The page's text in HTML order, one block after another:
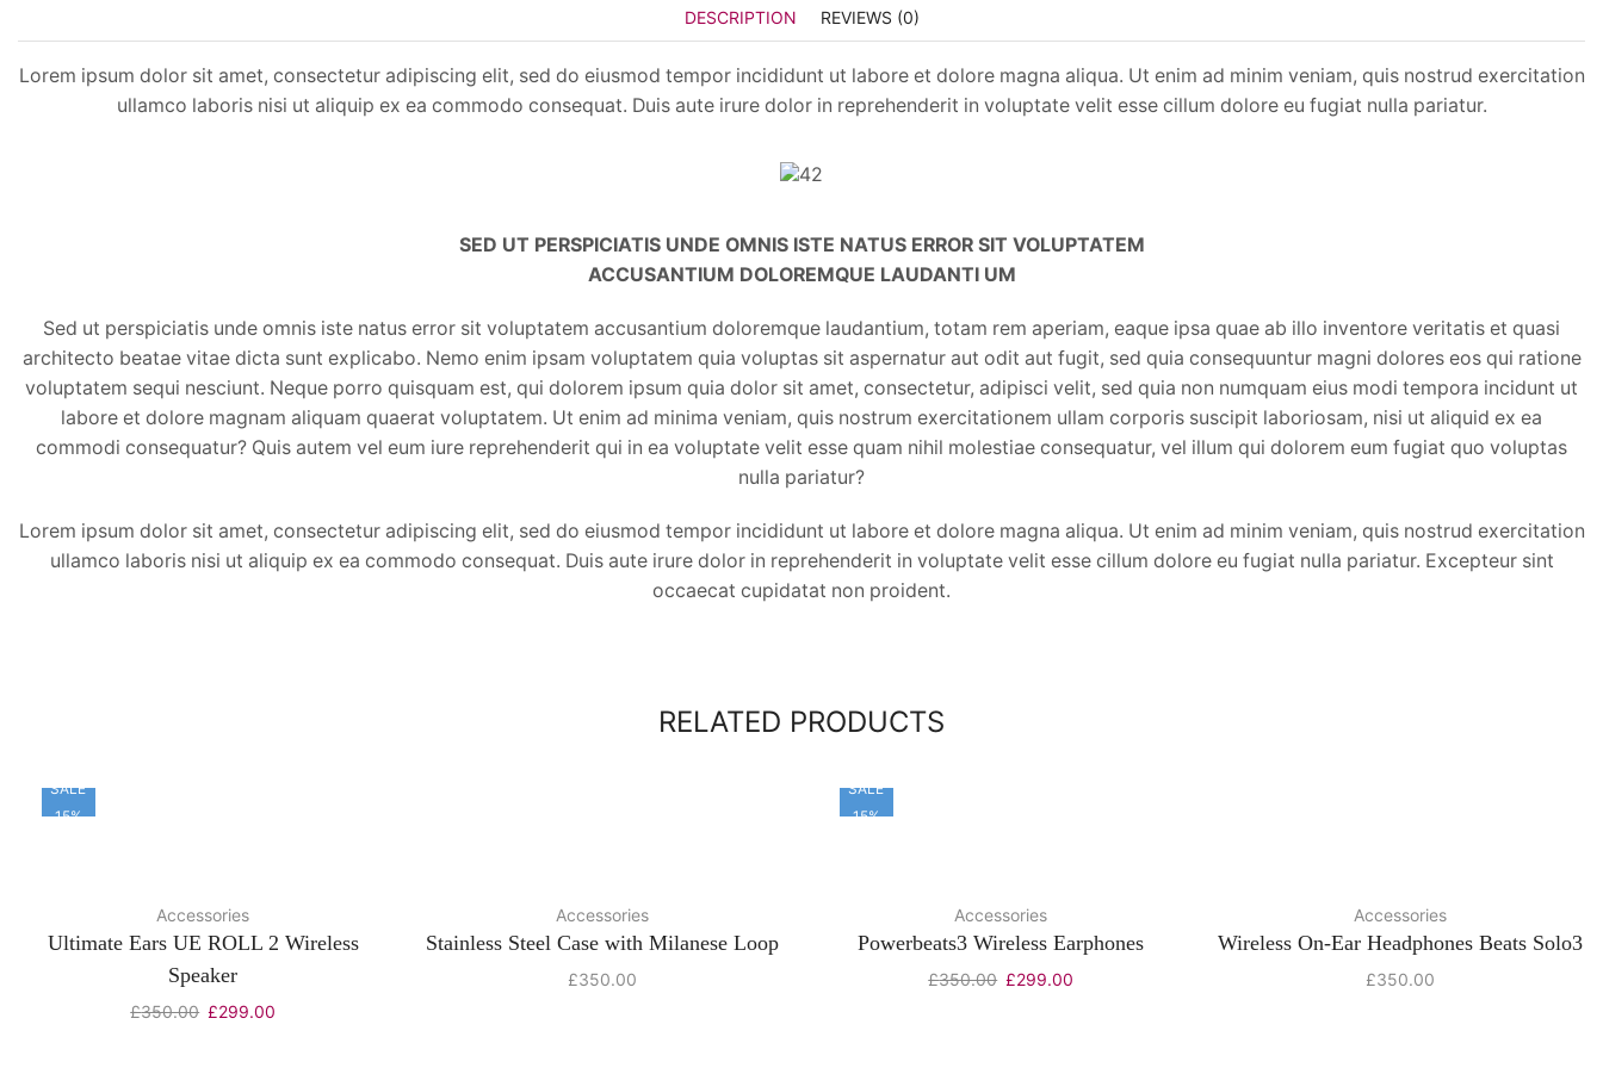
DESCRIPTION REVIEWS (0)
Lorem ipsum dolor sit amet, consectetur adipiscing elit, sed do eiusmod tempor incididunt ut labore et dolore magna aliqua. Ut enim ad minim veniam, quis nostrud exercitation
ullamco laboris nisi ut aliquip ex ea commodo consequat. Duis aute irure dolor in reprehenderit in voluptate velit esse cillum dolore eu fugiat nulla pariatur.
SED UT PERSPICIATIS UNDE OMNIS ISTE NATUS ERROR SIT VOLUPTATEM
ACCUSANTIUM DOLOREMQUE LAUDANTI UM
Sed ut perspiciatis unde omnis iste natus error sit voluptatem accusantium doloremque laudantium, totam rem aperiam, eaque ipsa quae ab illo inventore veritatis et quasi
architecto beatae vitae dicta sunt explicabo. Nemo enim ipsam voluptatem quia voluptas sit aspernatur aut odit aut fugit, sed quia consequuntur magni dolores eos qui ratione
voluptatem sequi nesciunt. Neque porro quisquam est, qui dolorem ipsum quia dolor sit amet, consectetur, adipisci velit, sed quia non numquam eius modi tempora incidunt ut
labore et dolore magnam aliquam quaerat voluptatem. Ut enim ad minima veniam, quis nostrum exercitationem ullam corporis suscipit laboriosam, nisi ut aliquid ex ea
commodi consequatur? Quis autem vel eum iure reprehenderit qui in ea voluptate velit esse quam nihil molestiae consequatur, vel illum qui dolorem eum fugiat quo voluptas
nulla pariatur?
Lorem ipsum dolor sit amet, consectetur adipiscing elit, sed do eiusmod tempor incididunt ut labore et dolore magna aliqua. Ut enim ad minim veniam, quis nostrud exercitation
ullamco laboris nisi ut aliquip ex ea commodo consequat. Duis aute irure dolor in reprehenderit in voluptate velit esse cillum dolore eu fugiat nulla pariatur. Excepteur sint
occaecat cupidatat non proident.
RELATED PRODUCTS
SALE
15%
Accessories
Ultimate Ears UE ROLL 2 Wireless
Speaker
£350.00 £299.00
Accessories
Stainless Steel Case with Milanese Loop
£350.00
SALE
15%
Accessories
Powerbeats3 Wireless Earphones
£350.00 £299.00
Accessories
Wireless On-Ear Headphones Beats Solo3
£350.00